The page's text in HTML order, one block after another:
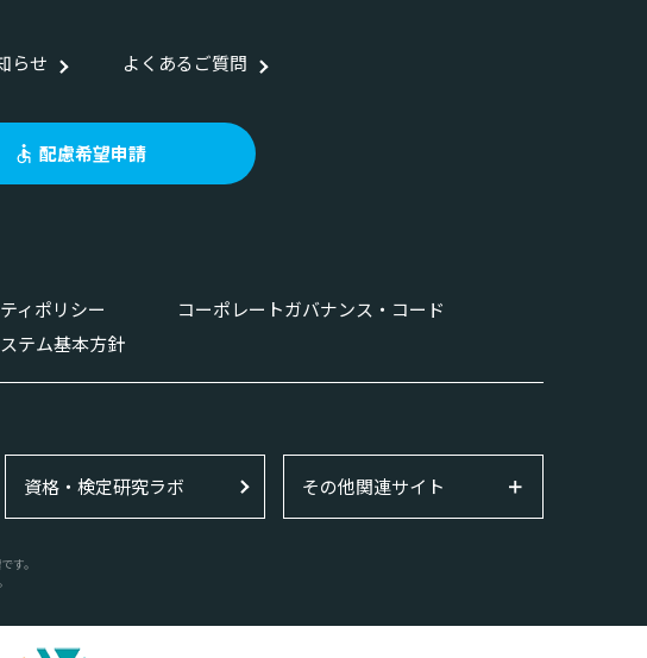
らせ よくあるご質問
配慮希望申請
ィポリシー
コーポレートガバナンス・コード
テム基本方針
資格・検定研究ラボ その他関連サイト
す。